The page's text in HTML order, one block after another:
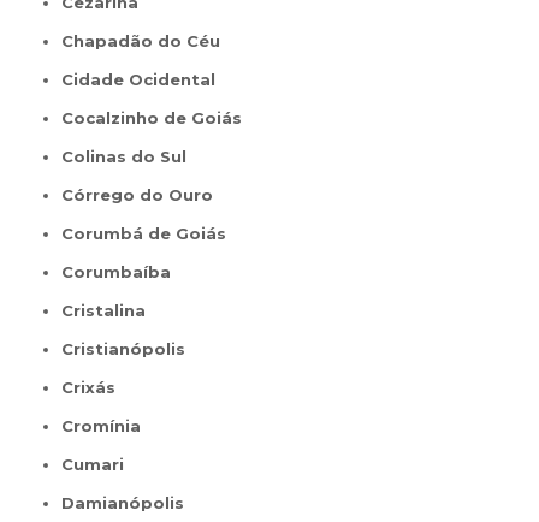
Chapadão do Céu
Cidade Ocidental
Cocalzinho de Goiás
Colinas do Sul
Córrego do Ouro
Corumbá de Goiás
Corumbaíba
Cristalina
Cristianópolis
Crixás
Cromínia
Cumari
Damianópolis